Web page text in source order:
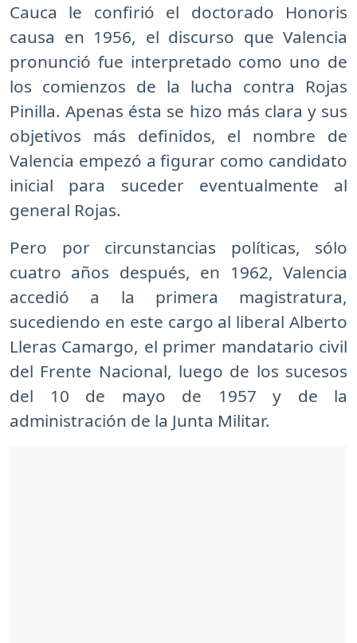
Cauca le confirió el doctorado Honoris
causa en 1956, el discurso que Valencia
pronunció fue interpretado como uno de
los comienzos de la lucha contra Rojas
Pinilla. Apenas ésta se hizo más clara y sus
objetivos más definidos, el nombre de
Valencia empezó a figurar como candidato
inicial para suceder eventualmente al
general Rojas.
Pero por circunstancias políticas, sólo
cuatro años después, en 1962, Valencia
accedió a la primera magistratura,
sucediendo en este cargo al liberal Alberto
Lleras Camargo, el primer mandatario civil
del Frente Nacional, luego de los sucesos
del 10 de mayo de 1957 y de la
administración de la Junta Militar.